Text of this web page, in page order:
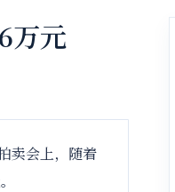
万元
卖会上，随着